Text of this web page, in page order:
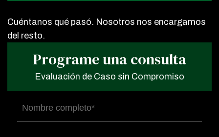
Cuéntanos qué pasó. Nosotros nos encargamos
del resto.
Programe una consulta
Evaluación de Caso sin Compromiso
Nombre
completo(Obligatorio)